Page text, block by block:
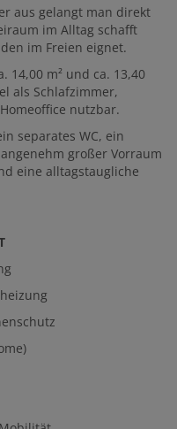
aus gelangt man direkt
im Alltag schafft
im Freien eignet.
14,00 m² und ca. 13,40
als Schlafzimmer,
nutzbar.
separates WC, ein
großer Vorraum
eine alltagstaugliche